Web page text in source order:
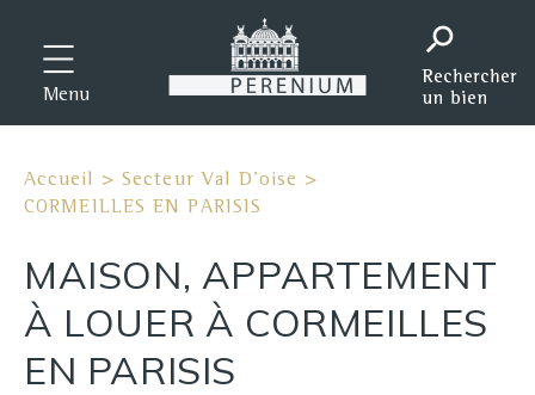
Menu
Accueil >Secteur Val D'oise >
CORMEILLES EN PARISIS
MAISON, APPARTEMENT
À LOUER À CORMEILLES
EN PARISIS